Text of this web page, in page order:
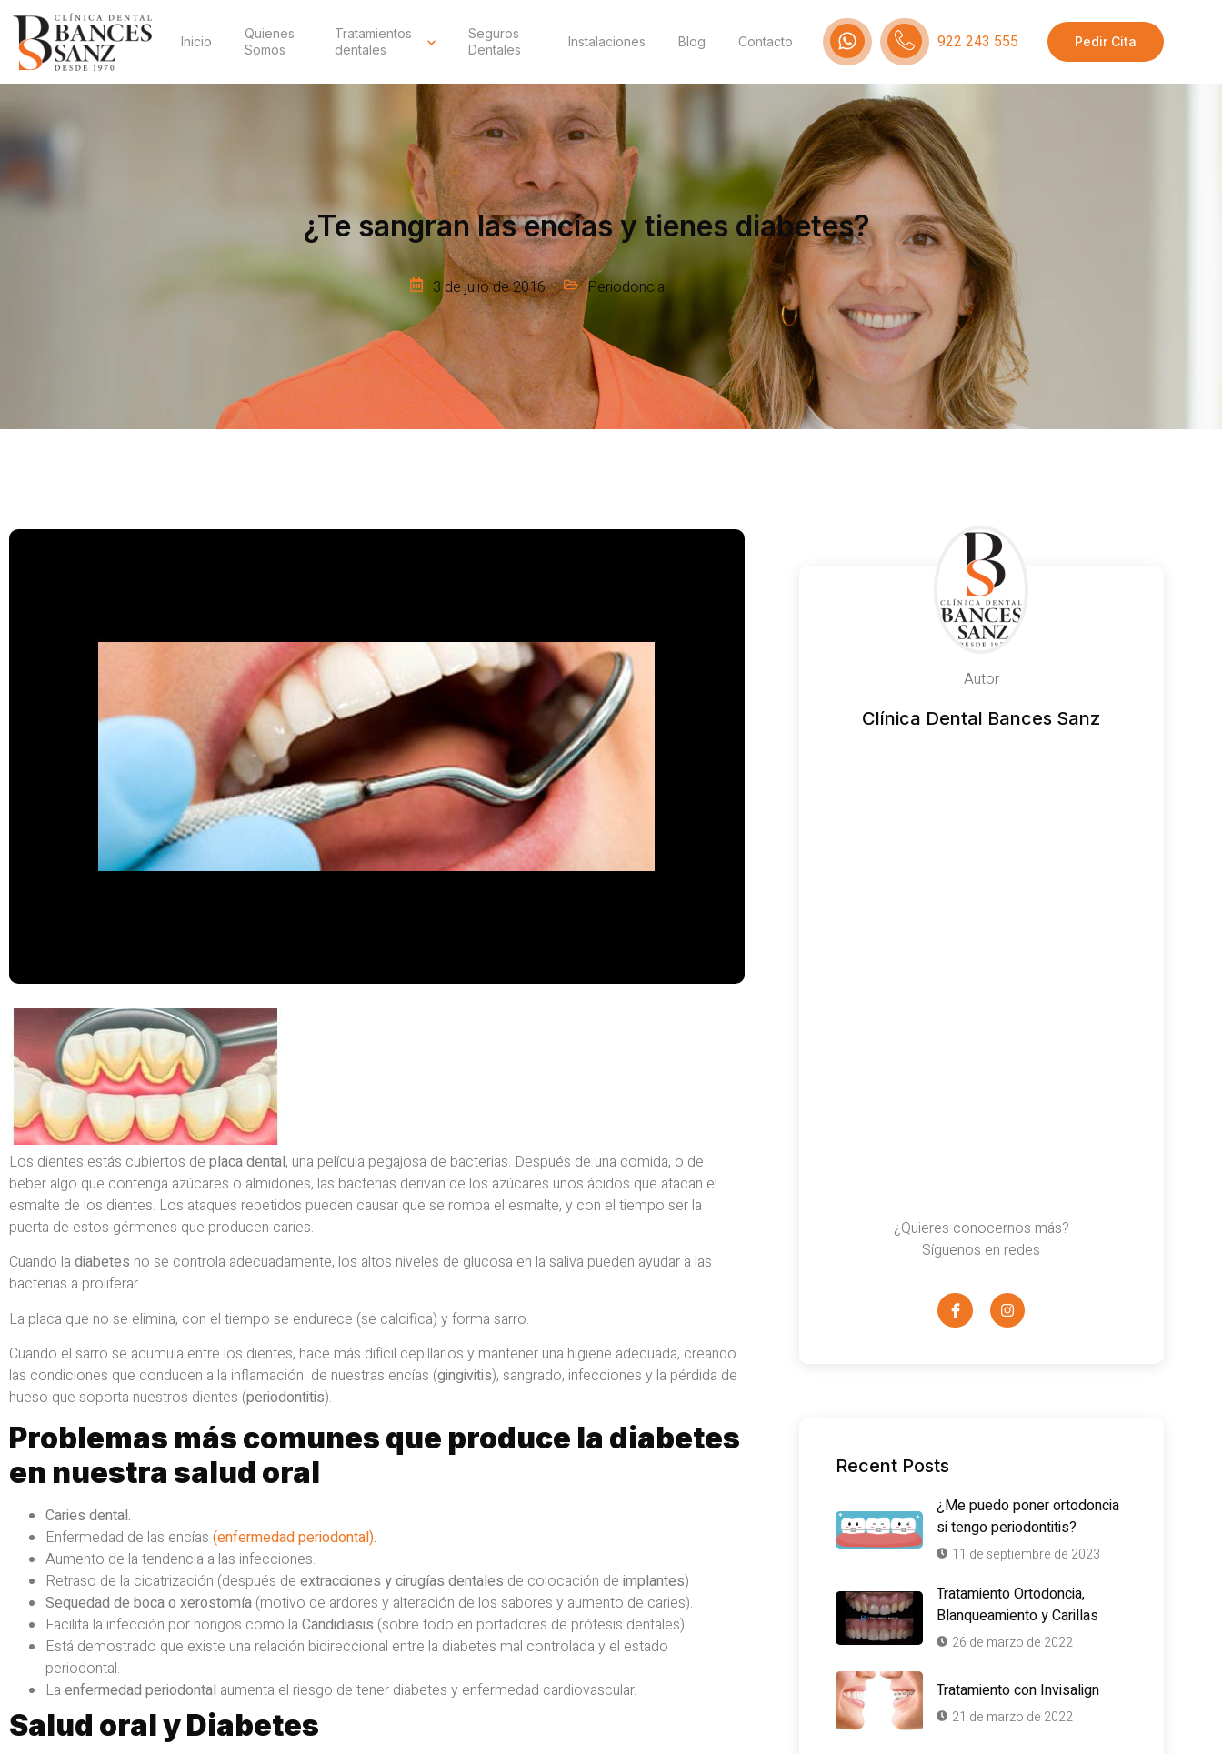
Inicio
Quienes
Somos
Tratamientos
dentales
Seguros
Dentales
Instalaciones Blog Contacto 922 243 555 Pedir Cita
¿Te sangran las encías y tienes diabetes?
3 de julio de 2016 Periodoncia
Los dientes estás cubiertos de placa dental, una película pegajosa de bacterias. Después de una comida, o de
beber algo que contenga azúcares o almidones, las bacterias derivan de los azúcares unos ácidos que atacan el
esmalte de los dientes. Los ataques repetidos pueden causar que se rompa el esmalte, y con el tiempo ser la
puerta de estos gérmenes que producen caries.
Cuando la diabetes no se controla adecuadamente, los altos niveles de glucosa en la saliva pueden ayudar a las
bacterias a proliferar.
La placa que no se elimina, con el tiempo se endurece (se calcifica) y forma sarro.
Cuando el sarro se acumula entre los dientes, hace más difícil cepillarlos y mantener una higiene adecuada, creando
las condiciones que conducen a la inflamación de nuestras encías (gingivitis), sangrado, infecciones y la pérdida de
hueso que soporta nuestros dientes (periodontitis).
Problemas más comunes que produce la diabetes
en nuestra salud oral
Caries dental.
Enfermedad de las encías (enfermedad periodontal).
Aumento de la tendencia a las infecciones.
Retraso de la cicatrización (después de extracciones y cirugías dentales de colocación de implantes)
Sequedad de boca o xerostomía (motivo de ardores y alteración de los sabores y aumento de caries).
Facilita la infección por hongos como la Candidiasis (sobre todo en portadores de prótesis dentales).
Está demostrado que existe una relación bidireccional entre la diabetes mal controlada y el estado
periodontal.
La enfermedad periodontal aumenta el riesgo de tener diabetes y enfermedad cardiovascular.
Salud oral y Diabetes
Autor
Clínica Dental Bances Sanz
¿Quieres conocernos más?
Síguenos en redes
Recent Posts
¿Me puedo poner ortodoncia
si tengo periodontitis?
11 de septiembre de 2023
Tratamiento Ortodoncia,
Blanqueamiento y Carillas
26 de marzo de 2022
Tratamiento con Invisalign
21 de marzo de 2022